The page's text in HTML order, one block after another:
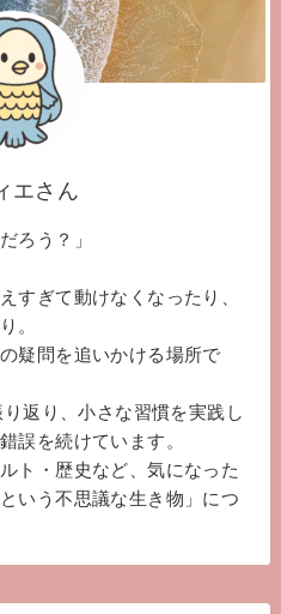
エさん
ろう？」
すぎて動けなくなったり、
。
疑問を追いかける場所で
返り、小さな習慣を実践し
誤を続けています。
ト・歴史など、気になった
いう不思議な生き物」につ